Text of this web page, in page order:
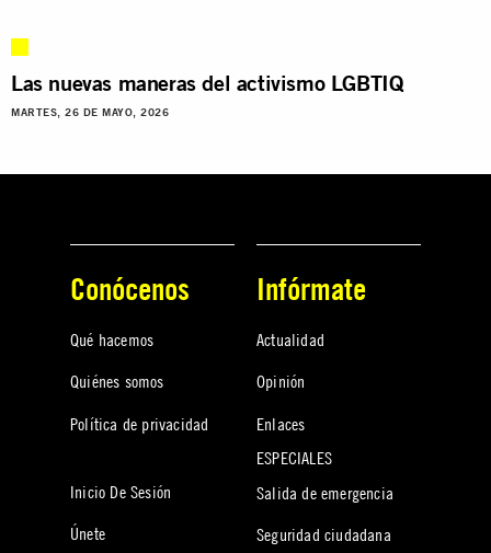
Las nuevas maneras del activismo LGBTIQ
MARTES, 26 DE MAYO, 2026
Conócenos
Qué hacemos
Quiénes somos
Política de privacidad
Inicio De Sesión
Únete
Infórmate
Actualidad
Opinión
Enlaces
ESPECIALES
Salida de emergencia
Seguridad ciudadana